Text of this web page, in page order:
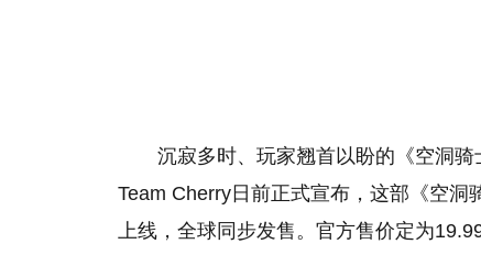
沉寂多时、玩家翘首以盼的《空洞
Team Cherry日前正式宣布，这部《空
上线，全球同步发售。官方售价定为